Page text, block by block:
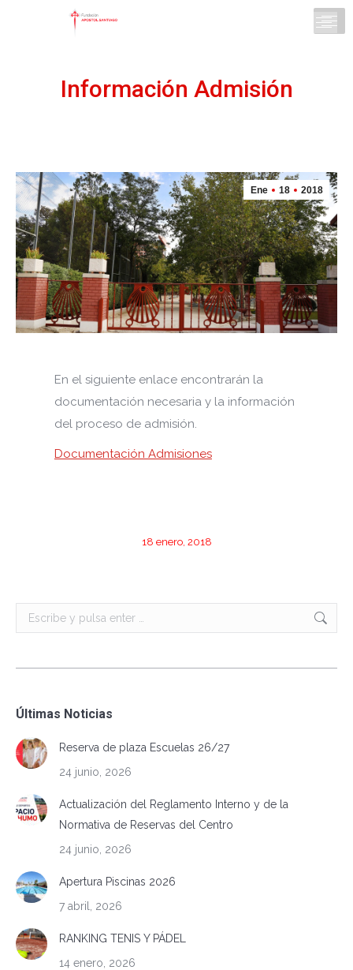
Información Admisión
Ene 18 2018
En el siguiente enlace encontrarán la
documentación necesaria y la información
del proceso de admisión.
Documentación Admisiones
18 enero, 2018
Buscar:
Últimas Noticias
Reserva de plaza Escuelas 26/27
24 junio, 2026
Actualización del Reglamento Interno y de la
Normativa de Reservas del Centro
24 junio, 2026
Apertura Piscinas 2026
7 abril, 2026
RANKING TENIS Y PÁDEL
14 enero, 2026